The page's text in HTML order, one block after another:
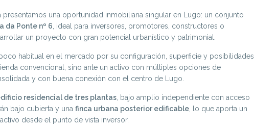
presentamos una oportunidad inmobiliaria singular en Lugo: un conjunto
da Ponte nº 6 , ideal para inversores, promotores, constructores o
un proyecto con gran potencial urbanístico y patrimonial.
habitual en el mercado por su configuración, superficie y posibilidades
convencional, sino ante un activo con múltiples opciones de
y con buena conexión con el centro de Lugo.
residencial de tres plantas , bajo amplio independiente con acceso
bajo cubierta y una finca urbana posterior edificable , lo que aporta un
desde el punto de vista inversor.